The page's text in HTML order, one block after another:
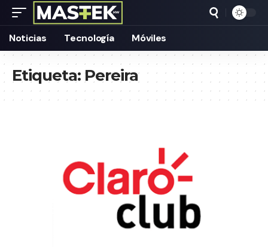
Noticias Tecnología Móviles
Etiqueta:Pereira